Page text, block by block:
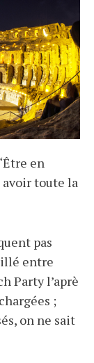
en
avoir toute la
pas
entre
Party l’aprè
;
on ne sait